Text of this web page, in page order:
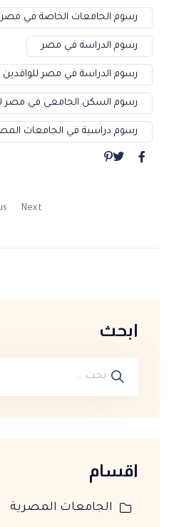
رسوم الجامعات الخاصة في مصر
رسوم الدراسة في مصر
رسوم الدراسة في مصر للوافدين 2026
رسوم السكن الجامعي في مصر
رسوم دراسية في الجامعات
Next
ابحث
اقسام
الجامعات المصرية